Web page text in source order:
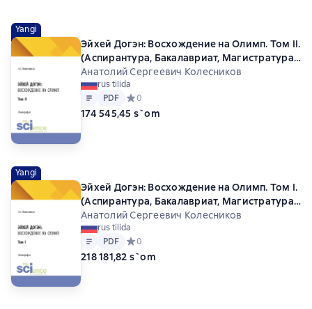
Yangi
Эйхей Догэн: Восхождение на Олимп. Том II.
(Аспирантура, Бакалавриат, Магистратура).
Монография.
Анатолий Сергеевич Колесников
rus tilida
Matn
PDF
PDF Средний рейтинг 0 на основе 0 оценок
0
174 545,45 s`om
Yangi
Эйхей Догэн: Восхождение на Олимп. Том I.
(Аспирантура, Бакалавриат, Магистратура).
Монография.
Анатолий Сергеевич Колесников
rus tilida
Matn
PDF
PDF Средний рейтинг 0 на основе 0 оценок
0
218 181,82 s`om